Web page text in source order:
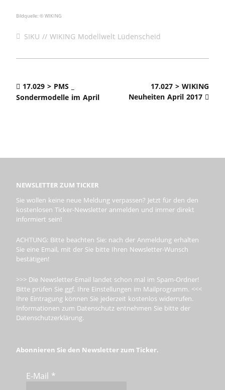
Bildquelle: © WIKING
SIKU // WIKING Modellwelt Lüdenscheid
17.029 > PMS _
Sondermodelle im April
17.027 > WIKING
Neuheiten April 2017
NEWSLETTER ZUM TICKER
Sie wollen keine neue Meldung verpassen? Jetzt für den den
kostenlosen Ticker-Newsletter anmelden und immer direkt
informiert sein!
ACHTUNG: Bitte beachten Sie: nach der Anmeldung erhalten
Sie eine Email, mit der Sie bitte Ihren Newsletter-Wunsch
bestätigen!
>>> Die Newsletter-Email landet schon mal im Spam-Ordner!
Bitte prüfen Sie ggf. Ihre Einstellungen im Mailprogramm. <<<
Ihre Eintragung können Sie jederzeit kostenlos widerrufen.
Informationen zum Datenschutz entnehmen Sie bitte der
Datenschutzerklärung.
Abonnieren Sie den Newsletter zum Ticker.
E-Mail *